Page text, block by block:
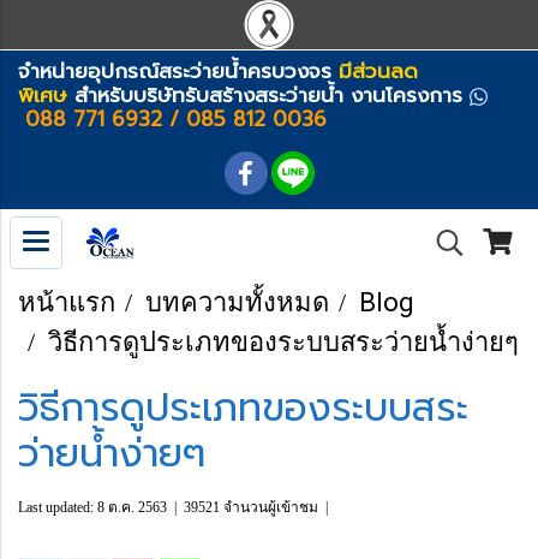
จำหน่ายอุปกรณ์สระว่ายน้ำครบวงจร มีส่วนลด
พิเศษ สำหรับบริษัทรับสร้างสระว่ายน้ำ งานโครงการ
088 771 6932 / 085 812 0036
หน้าแรก บทความทั้งหมด
Blog
วิธีการดูประเภทของระบบสระว่ายน้ำง่ายๆ
วิธีการดูประเภทของระบบสระ
ว่ายน้ำง่ายๆ
Last updated: 8 ต.ค. 2563 39521 จำนวนผู้เข้าชม